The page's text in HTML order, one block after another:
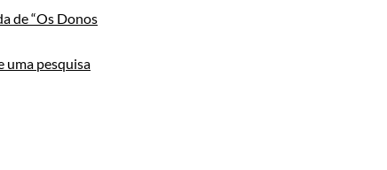
de “Os Donos
uma pesquisa